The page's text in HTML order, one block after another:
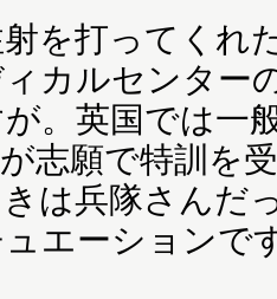
を打ってくれ
カルセンター
。英国では一
志願で特訓を
は兵隊さんだ
エーションで